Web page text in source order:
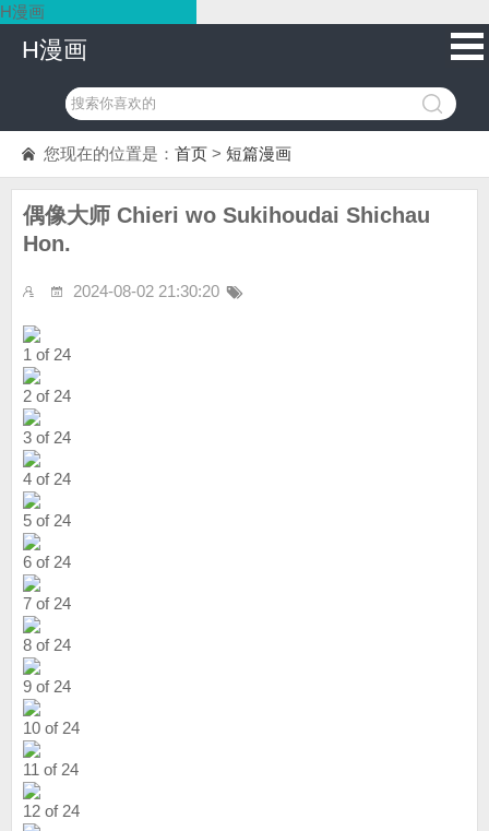
H漫画
H漫画
您现在的位置是： 首页 > 短篇漫画
偶像大师 Chieri wo Sukihoudai Shichau
Hon.
2024-08-02 21:30:20
1 of 24
2 of 24
3 of 24
4 of 24
5 of 24
6 of 24
7 of 24
8 of 24
9 of 24
10 of 24
11 of 24
12 of 24